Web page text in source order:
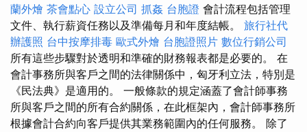
蘭外燴 茶會點心 設立公司 抓姦 台胞證 會計流程包括管理
文件、執行薪資任務以及準備每月和年度結帳。 旅行社代
辦護照 台中按摩排毒 歐式外燴 台胞證照片 數位行銷公司
所有這些步驟對於透明和準確的財務報表都是必要的。 在
會計事務所與客戶之間的法律關係中，匈牙利立法，特別是
《民法典》是適用的。 一般條款的規定涵蓋了會計師事務
所與客戶之間的所有合約關係，在此框架內，會計師事務所
根據會計合約向客戶提供其業務範圍內的任何服務。 除了